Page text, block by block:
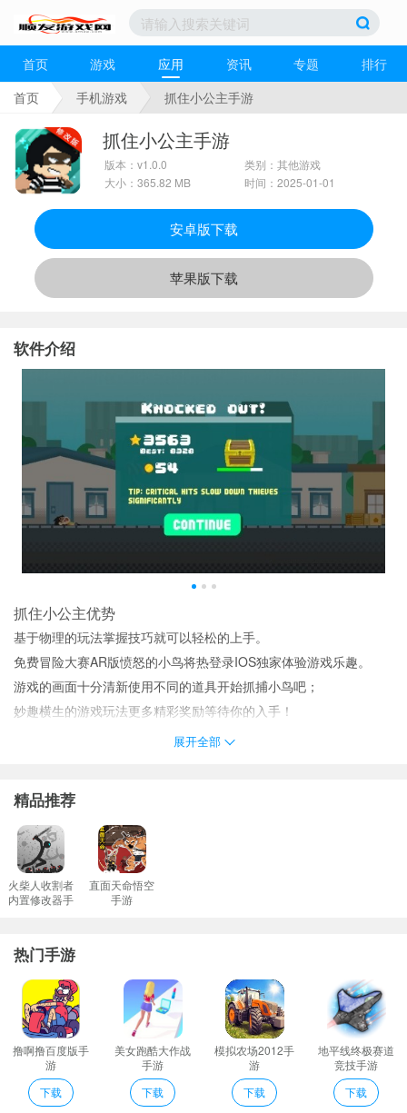
首页 游戏 应用 资讯 专题
排行
首页
手机游戏 抓住小公主手游
抓住小公主手游
版本：v1.0.0
大小：365.82 MB
类别：其他游戏
时间：2025-01-01
安卓版下载
苹果版下载
软件介绍
抓住小公主优势
基于物理的玩法掌握技巧就可以轻松的上手。
免费冒险大赛AR版愤怒的小鸟将热登录IOS独家体验游戏乐趣。
游戏的画面十分清新使用不同的道具开始抓捕小鸟吧；
妙趣横生的游戏玩法更多精彩奖励等待你的入手！
《抓住小偷CatchtheThieves》是一个玩起来挺欢乐的游戏游戏不仅
自己要去追捕小偷还要躲避小偷留下来的陷阱。
局内中有许多的障碍躲避这些障碍将小偷抓捕成功。
快乐的冒险即将开始让自己在挑战中变得更强加入这激动人心时
刻。
刺激十足的追逐体验感受更多体感上的升华；
抓住小公主点评
丰富的益智玩法设计全面开启通过扭蛋可以获得更加强力的道具
哦！
新游戏挑战你的城堡会受到讨厌的猪攻击。身临其境激动人心;
抓住小公主这是一款考验数字逻辑的游戏。玩家点击一下黑色圆点
即可移动最终的目标就是笑面神抓住公主这个任务就算完成了。
展开全部
精品推荐
火柴人收割者
内置修改器手
直面天命悟空
手游
热门手游
撸啊撸百度版手
游
下载
美女跑酷大作战
手游
下载
模拟农场2012手
游
下载
地平线终极赛道
竞技手游
下载